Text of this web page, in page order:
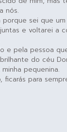
nós.
sei que
e voltarei a
e pela pessoa
do céu
pequenina.
ficarás para